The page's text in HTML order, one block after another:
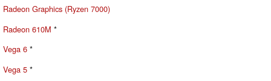
Radeon Graphics (Ryzen 7000)
Radeon 610M *
Vega 6 *
Vega 5 *